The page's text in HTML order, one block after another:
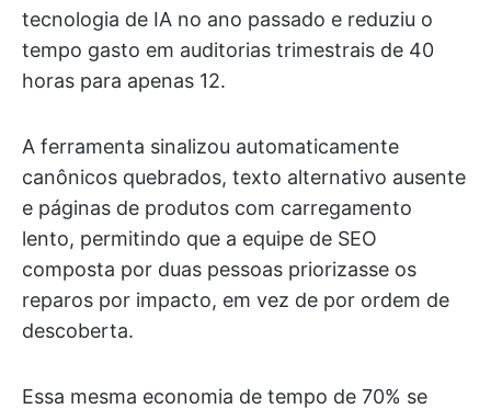
tecnologia de IA no ano passado e reduziu o
tempo gasto em auditorias trimestrais de 40
horas para apenas 12.
A ferramenta sinalizou automaticamente
canônicos quebrados, texto alternativo ausente
e páginas de produtos com carregamento
lento, permitindo que a equipe de SEO
composta por duas pessoas priorizasse os
reparos por impacto, em vez de por ordem de
descoberta.
Essa mesma economia de tempo de 70% se